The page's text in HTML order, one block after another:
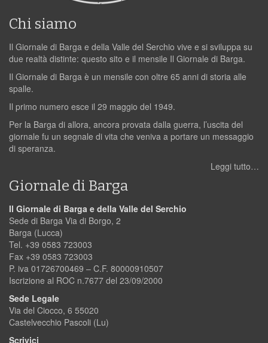
Chi siamo
Il Giornale di Barga e della Valle del Serchio vive e si sviluppa su
due realtà distinte: questo sito e il mensile Il Giornale di Barga.
Il Giornale di Barga è un mensile con oltre 65 anni di storia alle
spalle.
Il primo numero esce il 29 maggio del 1949.
Per la Barga di allora, ancora provata dalla guerra, l’uscita del
giornale fu un segnale di vita che veniva a portare un messaggio
di speranza.
Leggi tutto…
Giornale di Barga
Il Giornale di Barga e della Valle del Serchio
Sede di Barga Via di Borgo, 2
Barga (Lucca)
Tel. +39 0583 723003
Fax +39 0583 723003
P. iva 01726700469 – C.F. 80000910507
Iscrizione al ROC n.7677 del 23/09/2000
Sede Legale
Via del Ciocco, 6 55020
Castelvecchio Pascoli (Lu)
Scrivici